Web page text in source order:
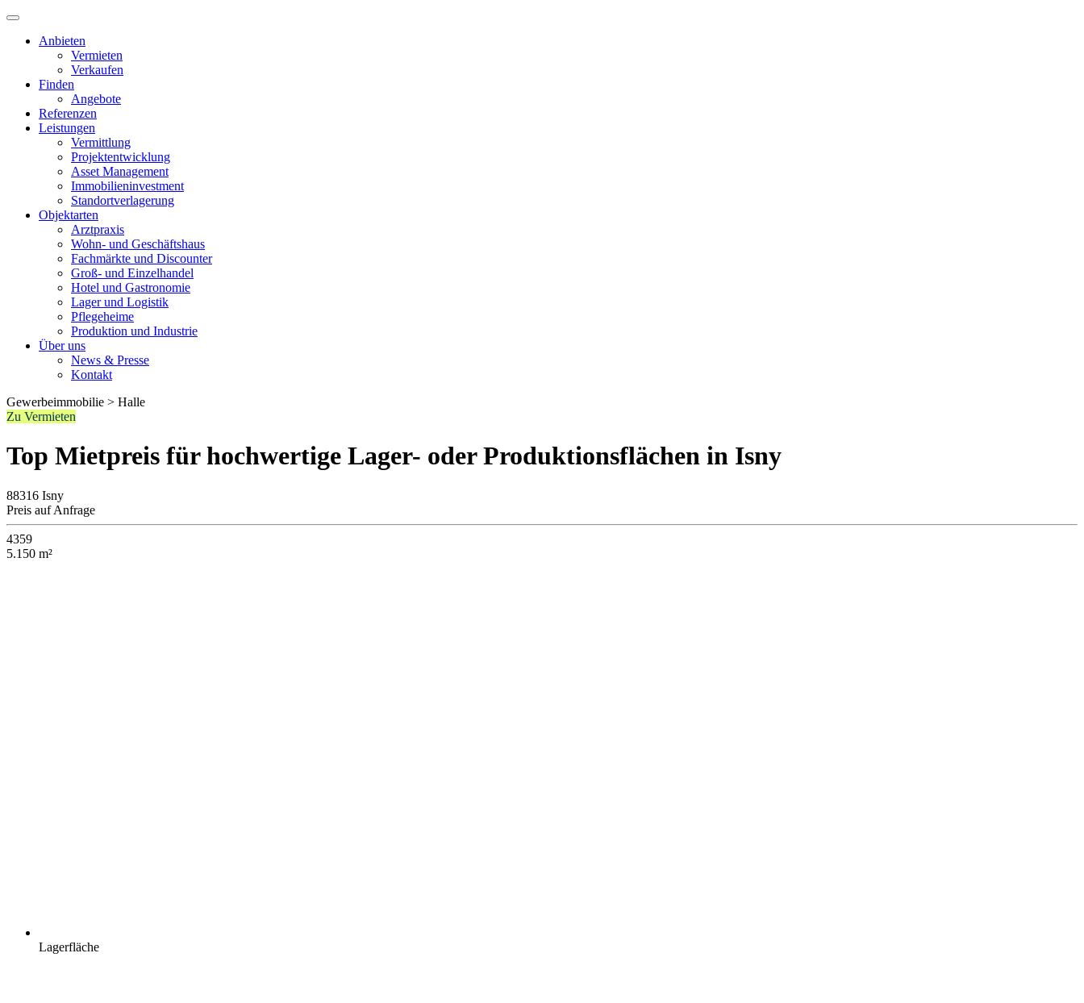
Anbieten
Vermieten
Verkaufen
Finden
Angebote
Referenzen
Leistungen
Vermittlung
Projektentwicklung
Asset Management
Immobilieninvestment
Standortverlagerung
Objektarten
Arztpraxis
Wohn- und Geschäftshaus
Fachmärkte und Discounter
Groß- und Einzelhandel
Hotel und Gastronomie
Lager und Logistik
Pflegeheime
Produktion und Industrie
Über uns
News & Presse
Kontakt
Gewerbeimmobilie > Halle
Zu Vermieten
Top Mietpreis für hochwertige Lager- oder Produktionsflächen in Isny
88316 Isny
Preis auf Anfrage
4359
5.150 m²
Lagerfläche